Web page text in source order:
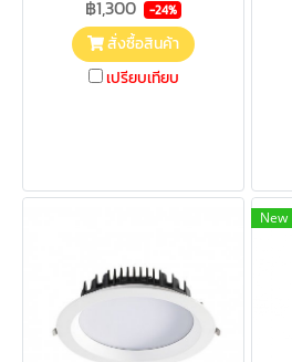
฿1,300 -24%
สั่งซื้อสินค้า
เปรียบเทียบ
New